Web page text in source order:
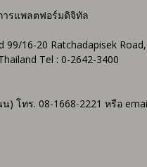
ารแพลตฟอร์มดิจิทัล
99/16-20 Ratchadapisek Road,
Tel : 0-2642-3400
โทร. 08-1668-2221 หรือ